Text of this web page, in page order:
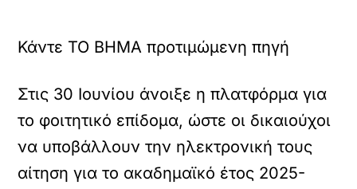
Κάντε TO BHMA προτιμώμενη πηγή
Στις 30 Ιουνίου άνοιξε η πλατφόρμα για
το φοιτητικό επίδομα, ώστε οι δικαιούχοι
να υποβάλλουν την ηλεκτρονική τους
αίτηση για το ακαδημαϊκό έτος 2025-